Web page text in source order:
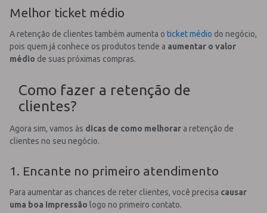
Melhor ticket médio
A retenção de clientes também aumenta o ticket médio do negócio,
pois quem já conhece os produtos tende a aumentar o valor
médio de suas próximas compras.
Como fazer a retenção de
clientes?
Agora sim, vamos às dicas de como melhorar a retenção de
clientes no seu negócio.
1. Encante no primeiro atendimento
Para aumentar as chances de reter clientes, você precisa causar
uma boa impressão logo no primeiro contato.